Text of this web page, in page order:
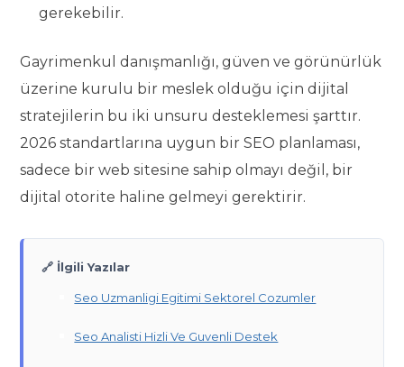
gerekebilir.
Gayrimenkul danışmanlığı, güven ve görünürlük
üzerine kurulu bir meslek olduğu için dijital
stratejilerin bu iki unsuru desteklemesi şarttır.
2026 standartlarına uygun bir SEO planlaması,
sadece bir web sitesine sahip olmayı değil, bir
dijital otorite haline gelmeyi gerektirir.
🔗 İlgili Yazılar
Seo Uzmanligi Egitimi Sektorel Cozumler
Seo Analisti Hizli Ve Guvenli Destek